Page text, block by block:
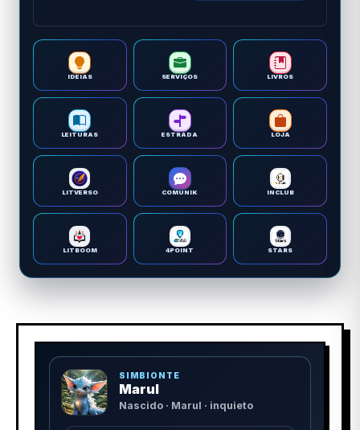
IDEIAS SERVIÇOS LIVROS
LEITURAS ESTRADA LOJA
LITVERSO COMUNIK INCLUB
LITBOOM 4POINT STARS
SIMBIONTE
Marul
Nascido · Marul · inquieto